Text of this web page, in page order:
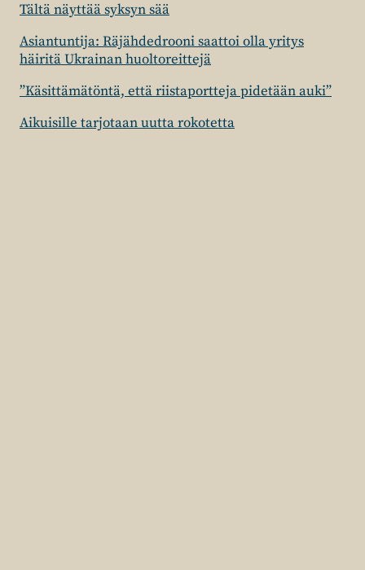
Tältä näyttää syksyn sää
Asiantuntija: Räjähdedrooni saattoi olla yritys
häiritä Ukrainan huoltoreittejä
”Käsittämätöntä, että riistaportteja pidetään auki”
Aikuisille tarjotaan uutta rokotetta